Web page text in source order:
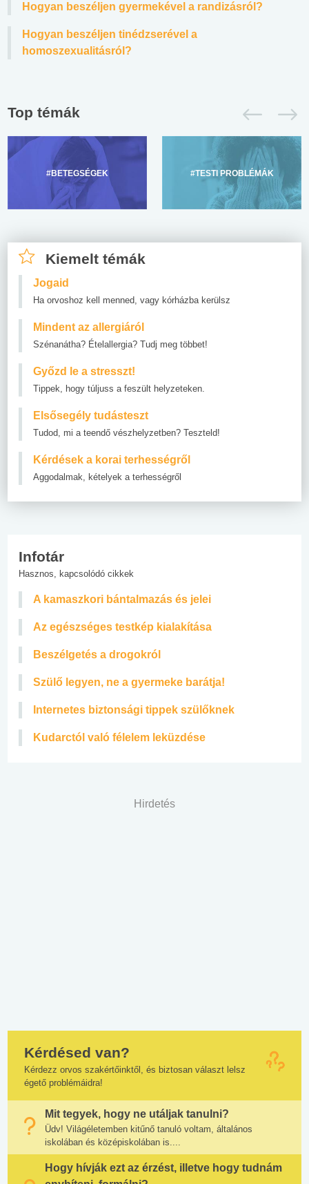
Hogyan beszéljen gyermekével a randizásról?
Hogyan beszéljen tinédzserével a
homoszexualitásról?
Top témák
#BETEGSÉGEK #TESTI PROBLÉMÁK
Kiemelt témák
Jogaid
Ha orvoshoz kell menned, vagy kórházba kerülsz
Mindent az allergiáról
Szénanátha? Ételallergia? Tudj meg többet!
Győzd le a stresszt!
Tippek, hogy túljuss a feszült helyzeteken.
Elsősegély tudásteszt
Tudod, mi a teendő vészhelyzetben? Teszteld!
Kérdések a korai terhességről
Aggodalmak, kételyek a terhességről
Infotár
Hasznos, kapcsolódó cikkek
A kamaszkori bántalmazás és jelei
Az egészséges testkép kialakítása
Beszélgetés a drogokról
Szülő legyen, ne a gyermeke barátja!
Internetes biztonsági tippek szülőknek
Kudarctól való félelem leküzdése
Hirdetés
Kérdésed van?
Kérdezz orvos szakértőinktől, és biztosan választ lelsz
égető problémáidra!
Mit tegyek, hogy ne utáljak tanulni?
Üdv! Világéletemben kitűnő tanuló voltam, általános
iskolában és középiskolában is....
Hogy hívják ezt az érzést, illetve hogy tudnám